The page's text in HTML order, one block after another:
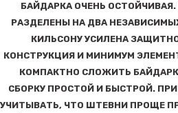
БАЙДАРКА ОЧЕНЬ
РАЗДЕЛЕНЫ НА ДВА
КИЛЬСОНУ УСИЛЕНА
КОНСТРУКЦИЯ И МИНИМУМ
КОМПАКТНО СЛОЖИТЬ
СБОРКУ ПРОСТОЙ И БЫСТРОЙ.
УЧИТЫВАТЬ, ЧТО ШТЕВНИ ПРОЩЕ